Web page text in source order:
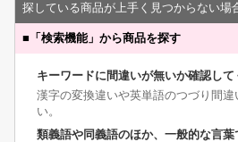
探している商品が上手く見つからない場
■ 「検索機能」から商品を探す
キーワードに間違いが無いか確認して
漢字の変換違いや英単語のつづり間違
い。
類義語や同義語のほか、一般的な言